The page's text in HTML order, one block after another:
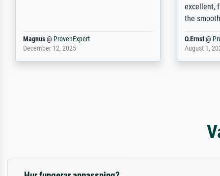
Dr.@ProvenExpert
February 3, 2026
regards to
repertoire.
Anonym@
April 22,